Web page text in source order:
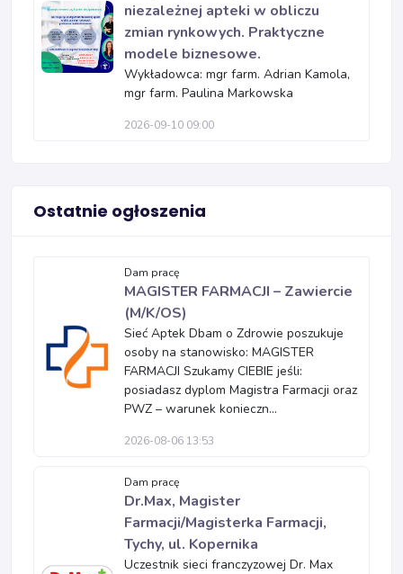
niezależnej apteki w obliczu
zmian rynkowych. Praktyczne
modele biznesowe.
Wykładowca: mgr farm. Adrian Kamola,
mgr farm. Paulina Markowska
2026-09-10 09:00
Ostatnie ogłoszenia
Dam pracę
MAGISTER FARMACJI – Zawiercie
(M/K/OS)
Sieć Aptek Dbam o Zdrowie poszukuje
osoby na stanowisko: MAGISTER
FARMACJI Szukamy CIEBIE jeśli:
posiadasz dyplom Magistra Farmacji oraz
PWZ – warunek konieczn...
2026-08-06 13:53
Dam pracę
Dr.Max, Magister
Farmacji/Magisterka Farmacji,
Tychy, ul. Kopernika
Uczestnik sieci franczyzowej Dr. Max